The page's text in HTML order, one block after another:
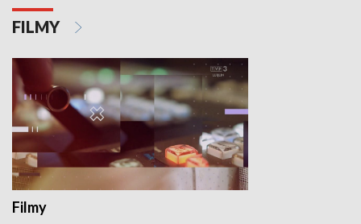
FILMY
Filmy